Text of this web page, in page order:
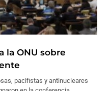
la ONU sobre
pacifistas y antinucleares